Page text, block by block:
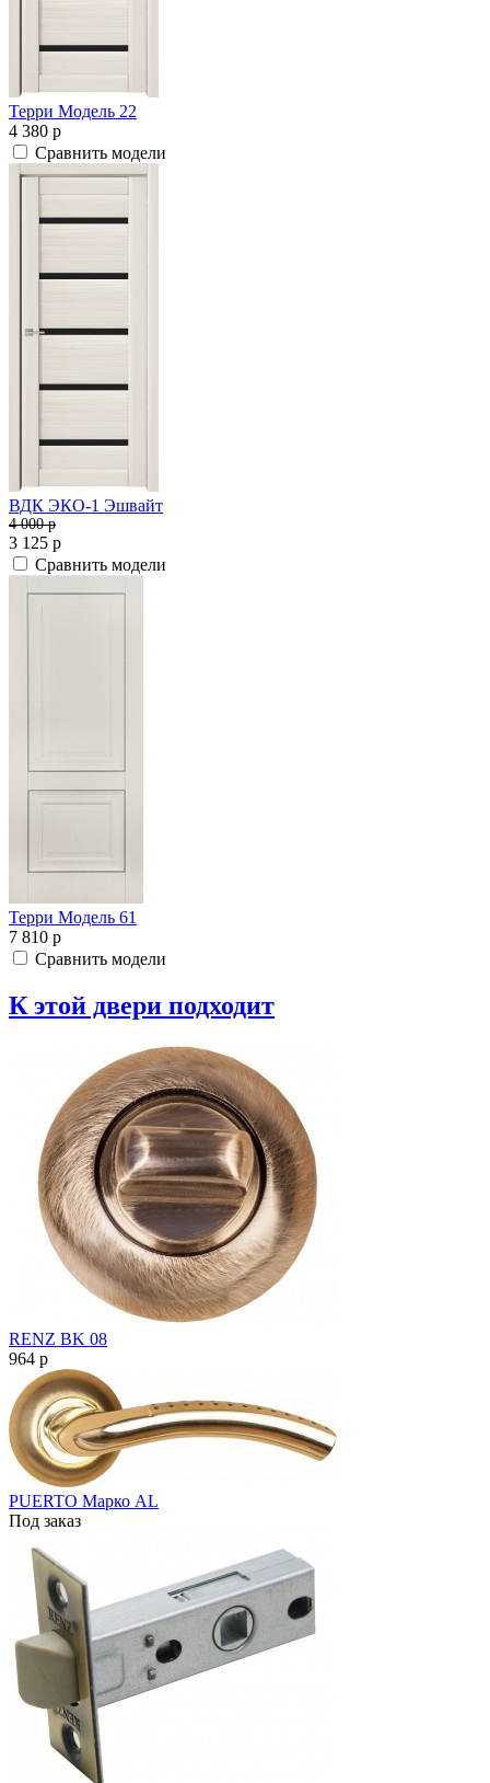
Терри Модель 22
4 380 p
Сравнить модели
ВДК ЭКО-1 Эшвайт
4 000p
3 125 p
Сравнить модели
Терри Модель 61
7 810 p
Сравнить модели
К этой двери подходит
RENZ BK 08
964 p
PUERTO Марко AL
Под заказ